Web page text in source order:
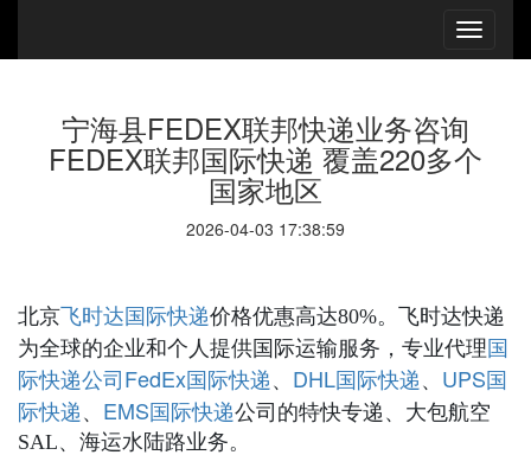
宁海县FEDEX联邦快递业务咨询
FEDEX联邦国际快递 覆盖220多个
国家地区
2026-04-03 17:38:59
北京 飞时达国际快递价格优惠高达80%。飞时达快递
为全球的企业和个人提供国际运输服务，专业代理国
际快递公司FedEx国际快递 、 DHL国际快递 、 UPS国
际快递 、 EMS国际快递公司的特快专递、大包航空
SAL、海运水陆路业务。